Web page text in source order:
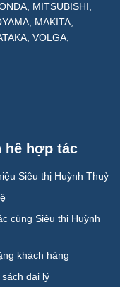
MITSUBISHI,
MAKITA,
VOLGA,
hê hợp tác
Siêu thị Huỳnh Thuỷ
cùng Siêu thị Huỳnh
khách hàng
đại lý